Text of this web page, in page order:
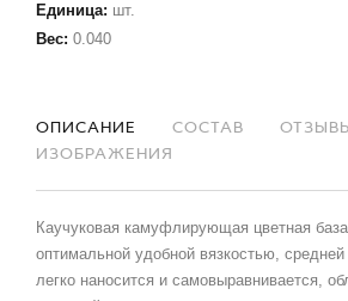
Единица: шт.
Вес: 0.040
ОПИСАНИЕ СОСТАВ
ИЗОБРАЖЕНИЯ
Каучуковая камуфлирующая цветная
оптимальной удобной вязкостью, средней
легко наносится и самовыравнивается,